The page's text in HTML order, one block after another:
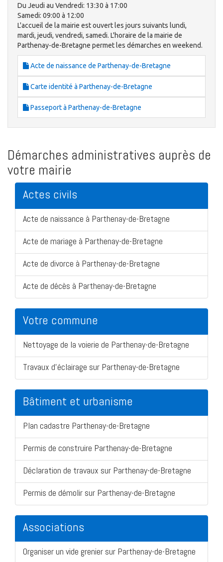
Du Jeudi au Vendredi: 13:30 à 17:00
Samedi: 09:00 à 12:00
L'accueil de la mairie est ouvert les jours suivants lundi,
mardi, jeudi, vendredi, samedi. L'horaire de la mairie de
Parthenay-de-Bretagne permet les démarches en weekend.
Acte de naissance de Parthenay-de-Bretagne
Carte identité à Parthenay-de-Bretagne
Passeport à Parthenay-de-Bretagne
Démarches administratives auprès de
votre mairie
Actes civils
Acte de naissance à Parthenay-de-Bretagne
Acte de mariage à Parthenay-de-Bretagne
Acte de divorce à Parthenay-de-Bretagne
Acte de décès à Parthenay-de-Bretagne
Votre commune
Nettoyage de la voierie de Parthenay-de-Bretagne
Travaux d'éclairage sur Parthenay-de-Bretagne
Bâtiment et urbanisme
Plan cadastre Parthenay-de-Bretagne
Permis de construire Parthenay-de-Bretagne
Déclaration de travaux sur Parthenay-de-Bretagne
Permis de démolir sur Parthenay-de-Bretagne
Associations
Organiser un vide grenier sur Parthenay-de-Bretagne